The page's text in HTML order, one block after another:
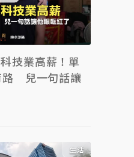
技業高薪！單
路 兒一句話讓
生活